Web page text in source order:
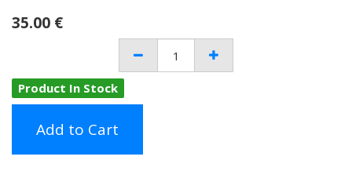
35.00 €
Product In Stock
Add to Cart